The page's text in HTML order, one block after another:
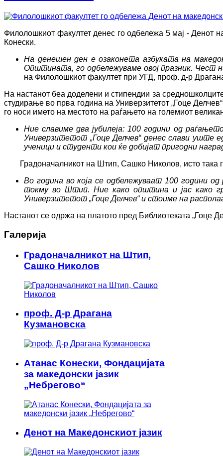
Филолошкиот факултет денес го одбележа 5 мај - Денот
Конески.
На денешен ден е озаконета азбуката на
Општината, го одбележуваме овој празник. Чест
на Филолошкиот факултет при УГД, проф. д-р
На настанот беа доделени и стипендии за
студирање во прва година на Универзитетот „Гоце
го носи името на местото на раѓањето на големиот
Ние славиме два јубилеја: 100 години од
Универзитетот „Гоце Делчев“ денес слави уште
ученици и студенти кои ќе добијат пригодни
Градоначалникот на Штип, Сашко Николов, исто така
Во година во која се одбележуваат 100 години
токму во Штип. Ние како општина и јас како
Универзитетот „Гоце Делчев“ и стоиме на
Настанот се одржа на платото пред Библиотеката „Гоце
Галерија
Градоначалникот на Штип,
Сашко Николов
проф. Д-р Драгана
Кузмановска
Атанас Конески, Фондацијата
за македонски јазик
„Небрегово“
Денот на Македонскиот јазик